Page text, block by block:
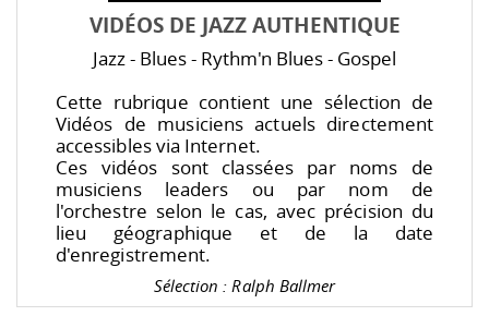
VIDÉOS DE JAZZ AUTHENTIQUE
Jazz - Blues - Rythm'n Blues - Gospel
Cette rubrique contient une sélection de
Vidéos de musiciens actuels directement
accessibles via Internet.
Ces vidéos sont classées par noms de
musiciens leaders ou par nom de
l'orchestre selon le cas, avec précision du
lieu géographique et de la date
d'enregistrement.
Sélection : Ralph Ballmer